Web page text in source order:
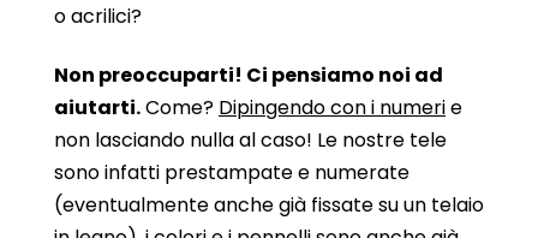
o acrilici?
Non preoccuparti! Ci pensiamo noi ad
aiutarti.Come? Dipingendo con i numerie
non lasciando nulla al caso! Le nostre tele
sono infatti prestampate e numerate
(eventualmente anche già fissate su un telaio